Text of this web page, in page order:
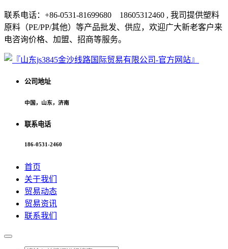
联系电话：+86-0531-81699680 18605312460 , 我司提供塑料
原料（PE/PP/其他）等产品批发、供应，欢迎广大新老客户来
电咨询价格、加盟、招商等服务。
公司地址
中国，山东，济南
联系电话
186-0531-2460
首页
关于我们
贸易动态
贸易资讯
联系我们